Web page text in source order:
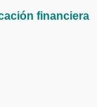
financiera